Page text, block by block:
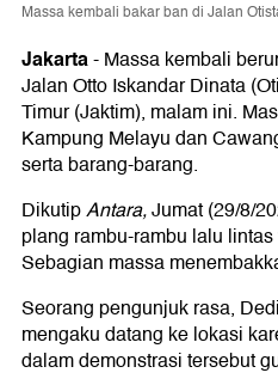
Massa kembali bakar ban di Jalan
Jakarta-Massa kembali
Jalan Otto Iskandar Dinata
Timur (Jaktim), malam ini.
Kampung Melayu dan
serta barang-barang.
DikutipAntara,Jumat (29/8/
plang rambu-rambu lalu
Sebagian massa
Seorang pengunjuk rasa,
mengaku datang ke lokasi
dalam demonstrasi tersebut